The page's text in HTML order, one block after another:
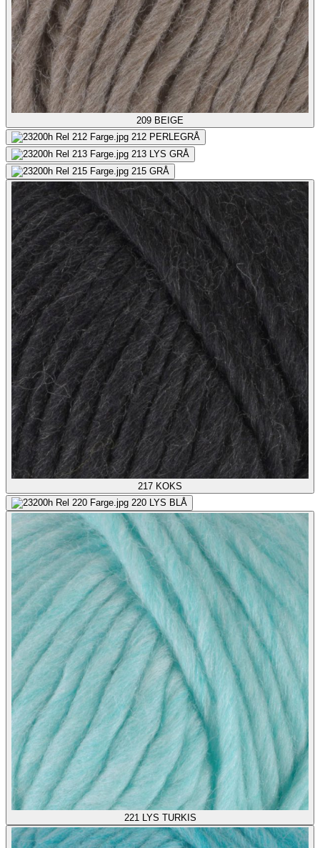
209 BEIGE
212 PERLEGRÅ
213 LYS GRÅ
215 GRÅ
217 KOKS
220 LYS BLÅ
221 LYS TURKIS